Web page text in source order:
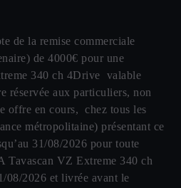
de la remise commerciale
de 4000€ pour une
340 ch 4Drive valable
réservée aux particuliers, non
offre en cours, chez tous les
métropolitaine) présentant ce
31/08/2026 pour toute
Tavascan VZ Extreme 340 ch
08/2026 et livrée avant le